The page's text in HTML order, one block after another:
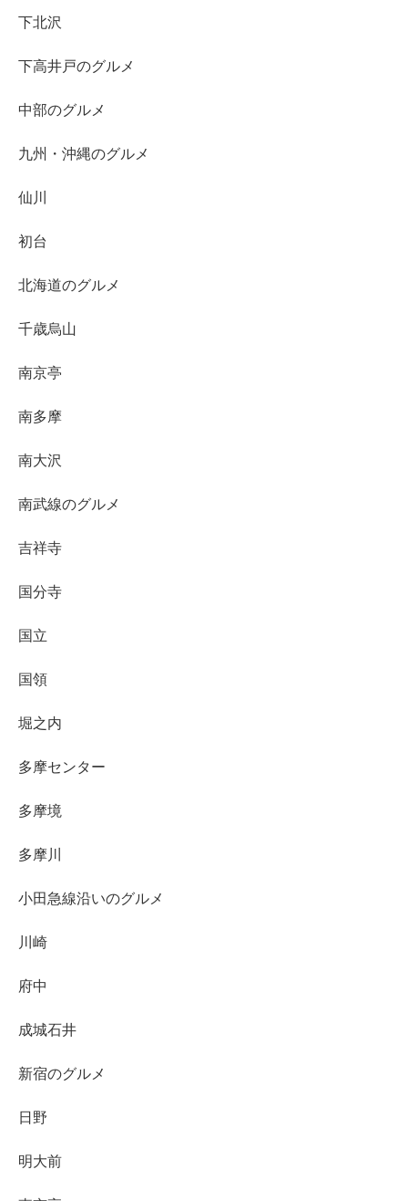
下北沢
下高井戸のグルメ
中部のグルメ
九州・沖縄のグルメ
仙川
初台
北海道のグルメ
千歳烏山
南京亭
南多摩
南大沢
南武線のグルメ
吉祥寺
国分寺
国立
国領
堀之内
多摩センター
多摩境
多摩川
小田急線沿いのグルメ
川崎
府中
成城石井
新宿のグルメ
日野
明大前